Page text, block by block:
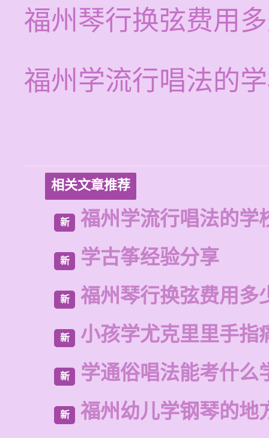
福州琴行换弦费用
福州学流行唱法的
相关文章推荐
新 福州学流行唱法的学
新 学古筝经验分享
新 福州琴行换弦费用多
新 小孩学尤克里里手指
新 学通俗唱法能考什么
新 福州幼儿学钢琴的地